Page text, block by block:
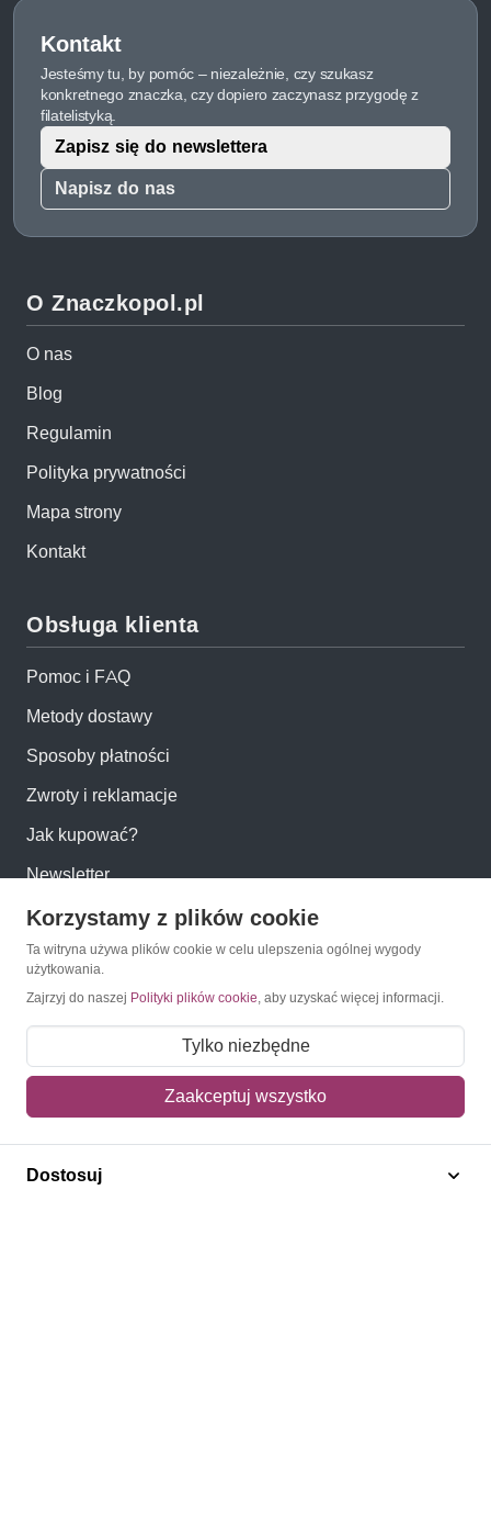
Kontakt
Jesteśmy tu, by pomóc – niezależnie, czy szukasz
konkretnego znaczka, czy dopiero zaczynasz przygodę z
filatelistyką.
Napisz do nas
Zapisz się do newslettera
O Znaczkopol.pl
O nas
Blog
Regulamin
Polityka prywatności
Mapa strony
Kontakt
Obsługa klienta
Pomoc i FAQ
Metody dostawy
Sposoby płatności
Zwroty i reklamacje
Jak kupować?
Newsletter
Konto
Moje konto
Mój koszyk
Adres dostawy
Polecamy
Korzystamy z plików cookie
Ta witryna używa plików cookie w celu ulepszenia ogólnej wygody
użytkowania.
Zajrzyj do naszej Polityki plików cookie, aby uzyskać więcej informacji.
Tylko niezbędne
Zaakceptuj wszystko
Dostosuj